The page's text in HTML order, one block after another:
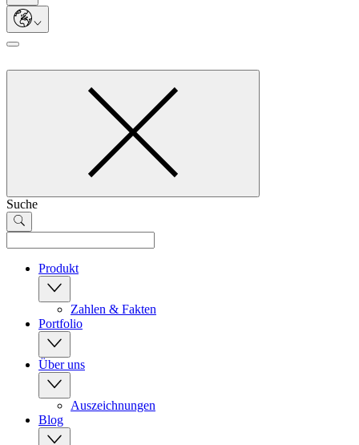
Suche
Produkt
Zahlen & Fakten
Portfolio
Über uns
Auszeichnungen
Blog